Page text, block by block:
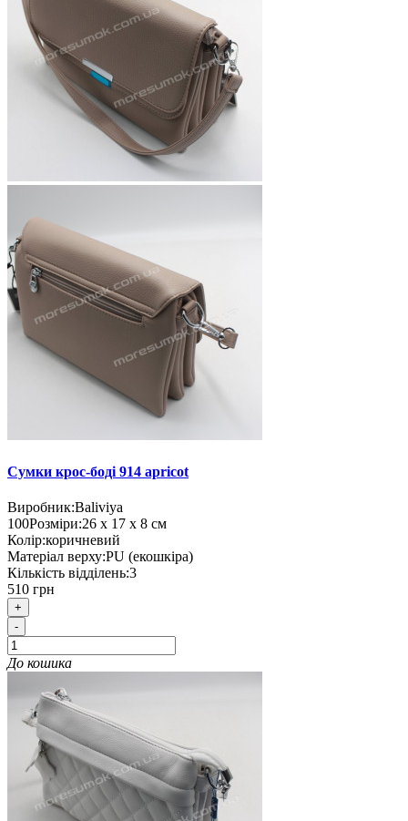
Сумки крос-боді 914 apricot
Виробник:Baliviya
100Розміри:26 х 17 х 8 см
Колір:коричневий
Матеріал верху:PU (екошкіра)
Кількість відділень:3
510 грн
+
-
До кошика